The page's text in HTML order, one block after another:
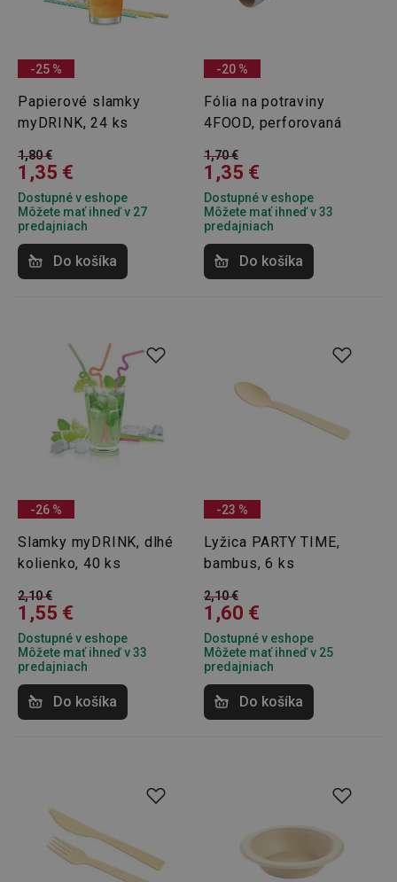
-25 %
Papierové slamky
myDRINK, 24 ks
1,80 €
1,35 €
Dostupné v eshope
Môžete mať ihneď v 27
predajniach
Do košíka
-20 %
Fólia na potraviny
4FOOD, perforovaná
1,70 €
1,35 €
Dostupné v eshope
Môžete mať ihneď v 33
predajniach
Do košíka
-26 %
Slamky myDRINK, dlhé
kolienko, 40 ks
2,10 €
1,55 €
Dostupné v eshope
Môžete mať ihneď v 33
predajniach
Do košíka
-23 %
Lyžica PARTY TIME,
bambus, 6 ks
2,10 €
1,60 €
Dostupné v eshope
Môžete mať ihneď v 25
predajniach
Do košíka